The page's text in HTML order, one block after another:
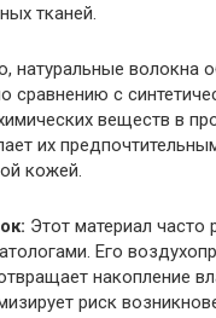
тканей.
натуральные волокна
сравнению с
веществ в
их
кожей.
Этот материал часто
Его
накопление
риск